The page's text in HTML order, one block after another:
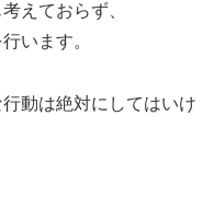
えておらず、
います。
動は絶対にしてはいけ